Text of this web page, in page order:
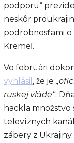
podporu“
neskôr
podrobnosťami
Kremeľ.
Vo februári
vyhlásil , že je
ruskej vláde“.
hackla množstvo
televíznych
zábery z Ukrajiny.